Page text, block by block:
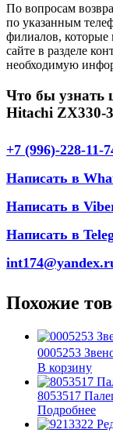
По вопросам
по указанным
филиалов,
сайте в разделе
необходимую
Что бы узнать
Hitachi ZX330-
+7 (996)-228-11-
Написать в
Написать в
Написать в
Похожие
0005253
В корзину
8053517
Подробнее